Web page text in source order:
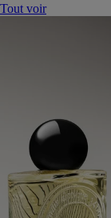
Tout voir